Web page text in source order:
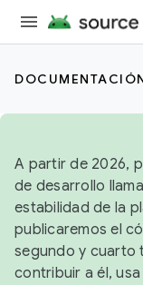
A partir de 2026,
de desarrollo
estabilidad de la
publicaremos el
segundo y cuarto
contribuir a él, usa